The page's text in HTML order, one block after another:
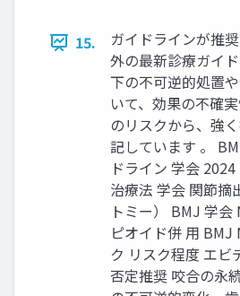
15.
ガイドラインが推
外の最新診療ガイ
下の不可逆的処置
いて、効果の不確
のリスクから、強
記しています 。
ドライン 学会
治療法 学会 関節摘
トミー） BMJ 学会
ピオイド併 ⽤ BMJ
ク リスク程度 エビ
否定推奨 咬合の永